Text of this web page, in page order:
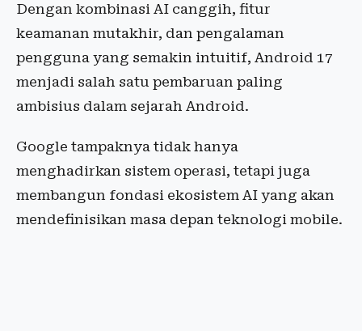
Dengan kombinasi AI canggih, fitur
keamanan mutakhir, dan pengalaman
pengguna yang semakin intuitif, Android 17
menjadi salah satu pembaruan paling
ambisius dalam sejarah Android.
Google tampaknya tidak hanya
menghadirkan sistem operasi, tetapi juga
membangun fondasi ekosistem AI yang akan
mendefinisikan masa depan teknologi mobile.